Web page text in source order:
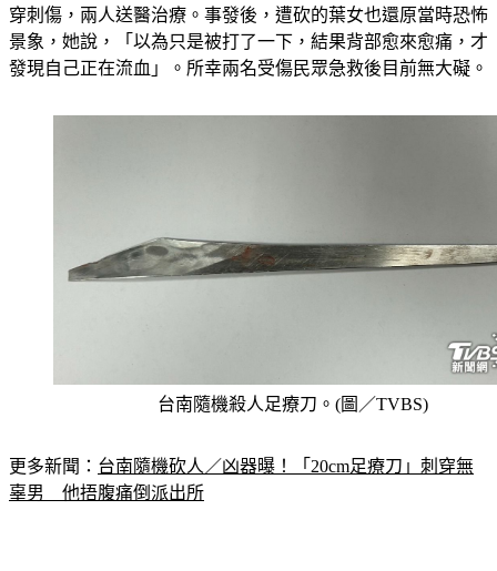
攻擊路人，造成42歲李姓男子腹部穿刺大出血、32歲葉女背部
穿刺傷，兩人送醫治療。事發後，遭砍的葉女也還原當時恐怖
景象，她說，「以為只是被打了一下，結果背部愈來愈痛，才
更多新聞：台南隨機砍人／凶器曝！「20cm足療刀」刺穿無